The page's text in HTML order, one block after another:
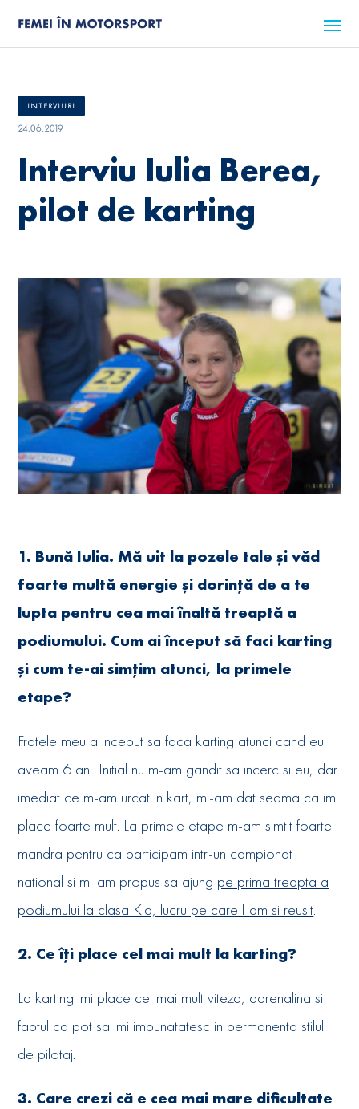
INTERVIURI
24.06.2019
Interviu Iulia Berea,
pilot de karting
1. Bună Iulia. Mă uit la pozele tale și văd
foarte multă energie și dorință de a te
lupta pentru cea mai înaltă treaptă a
podiumului. Cum ai început să faci karting
și cum te-ai simțim atunci, la primele
etape?
Fratele meu a inceput sa faca karting atunci cand eu
aveam 6 ani. Initial nu m-am gandit sa incerc si eu, dar
imediat ce m-am urcat in kart, mi-am dat seama ca imi
place foarte mult. La primele etape m-am simtit foarte
mandra pentru ca participam intr-un campionat
national si mi-am propus sa ajung pe prima treapta a
podiumului la clasa Kid, lucru pe care l-am si reusit.
2. Ce îți place cel mai mult la karting?
La karting imi place cel mai mult viteza, adrenalina si
faptul ca pot sa imi imbunatatesc in permanenta stilul
de pilotaj.
3. Care crezi că e cea mai mare dificultate